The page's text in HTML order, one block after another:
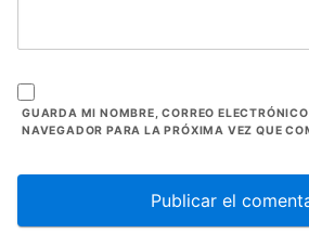
GUARDA MI NOMBRE, CORREO
NAVEGADOR PARA LA PRÓXIMA VEZ QUE